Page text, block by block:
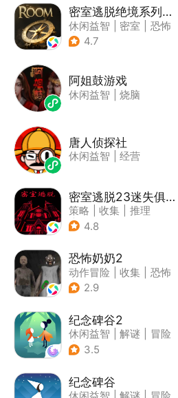
密室逃脱绝境系列2海盗船
休闲益智 密室
恐怖
| 密室逃脱
4.7
阿姐鼓游戏
休闲益智 烧脑
唐人侦探社
休闲益智 经营
密室逃脱23迷失俱乐部
策略 收集
推理
| 密室逃脱
4.8
恐怖奶奶2
动作冒险 收集
恐怖
| 恐怖奶奶
2.9
纪念碑谷2
休闲益智 解谜
冒险
| 清新
3.5
纪念碑谷